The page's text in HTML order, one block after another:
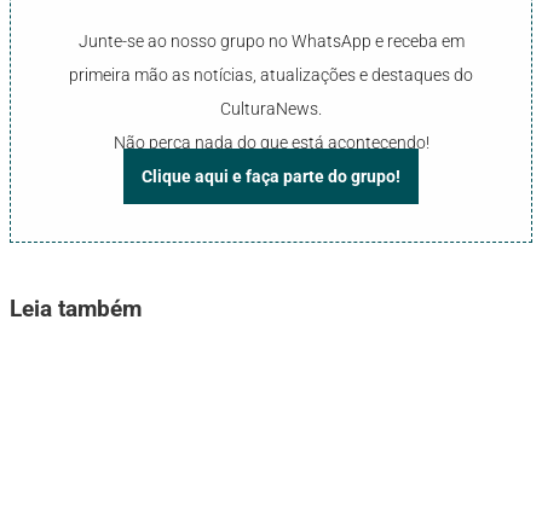
Junte-se ao nosso grupo no WhatsApp e receba em
primeira mão as notícias, atualizações e destaques do
CulturaNews.
Não perca nada do que está acontecendo!
Clique aqui e faça parte do grupo!
Leia também